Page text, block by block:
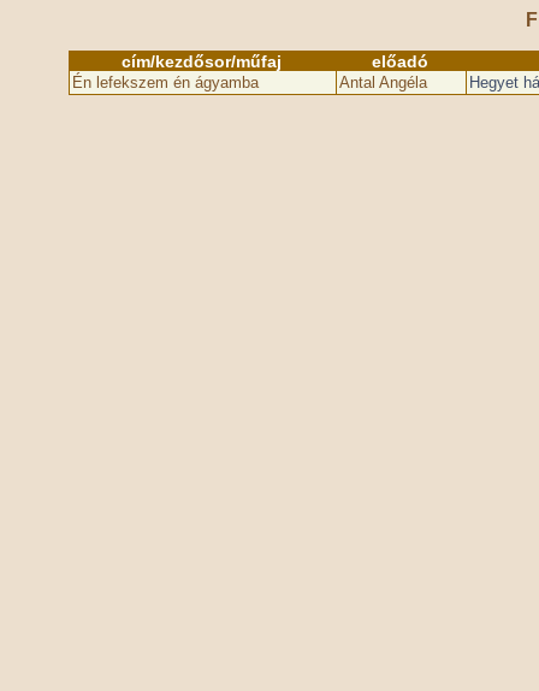
cím/kezdősor/műfaj előadó
Én lefekszem én ágyamba Antal Angéla Hegyet